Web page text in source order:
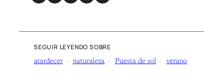
SEGUIR LEYENDO SOBRE
atardecer naturaleza Puesta de sol verano